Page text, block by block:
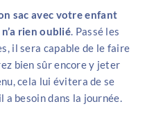
sac avec votre enfant
rien oublié. Passé les
il sera capable de le faire
bien sûr encore y jeter
cela lui évitera de se
besoin dans la journée.